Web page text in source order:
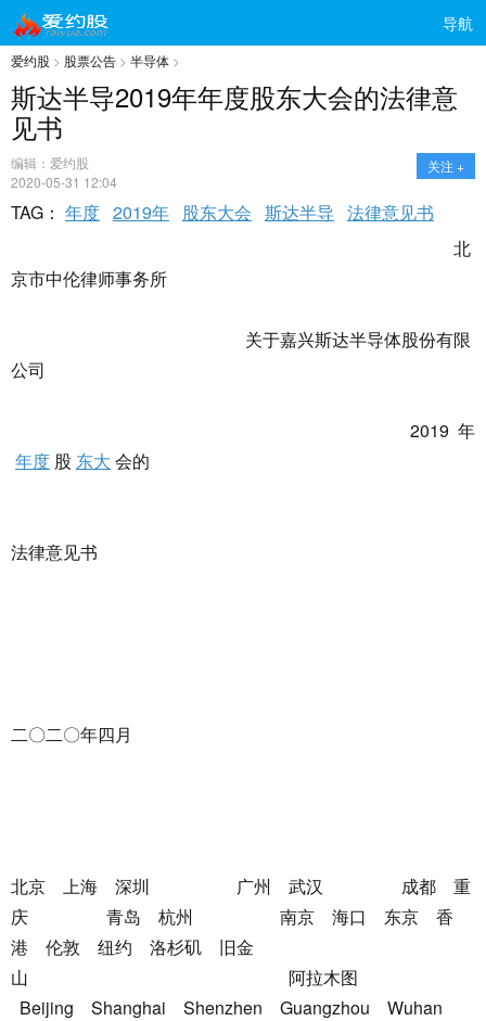
导航
爱约股 > 股票公告 > 半导体 >
斯达半导2019年年度股东大会的法律意
见书
编辑：爱约股
2020-05-31 12:04
关注 +
TAG： 年度 2019年 股东大会 斯达半导 法律意见书
北
京市中伦律师事务所
关于嘉兴斯达半导体股份有限
公司
2019 年
年度 股 东大 会的
法律意见书
二〇二〇年四月
北京 上海 深圳 广州 武汉 成都 重
庆 青岛 杭州 南京 海口 东京 香
港 伦敦 纽约 洛杉矶 旧金
山 阿拉木图
Beijing Shanghai Shenzhen Guangzhou Wuhan